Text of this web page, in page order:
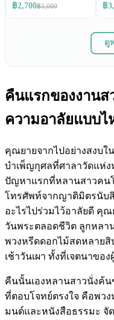
฿2,700฿3,000 ฿
ดู
คืนแรกของงานส
ความอาลัยแบบไ
คุณยายจากไปอย่างสงบใ
บำเพ็ญกุศลที่ศาลาวัดแห่
ปัญหาแรกที่หลานสาวคน
โทรศัพท์จากญาติมิตรนับ
อะไรไปร่วมไว้อาลัยดี คุ
วันพระตลอดชีวิต ลูกหลา
พวงหรีดดอกไม้สดหลายสิ
เช้าวันเผา ทั้งที่เจตนาขอ
คืนนั้นเองหลานสาวนั่งค้
ที่ตอบโจทย์ตรงใจ คือพว
มนต์และหนังสือธรรมะ จั